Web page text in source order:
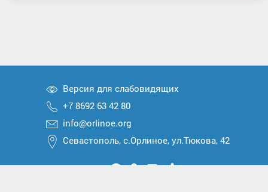
Версия для слабовидящих
+7 8692 63 42 80
info@orlinoe.org
Севастополь, с.Орлиное, ул.Тюкова, 42
МыМыМыМыМы